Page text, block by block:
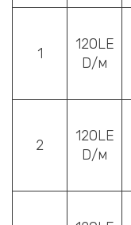
1
120LE
D/м
2
120LE
D/м